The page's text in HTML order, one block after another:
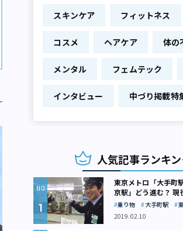
スキンケア フィットネス
コスメ ヘアケア 体の
メンタル フェムテック
インタビュー 中づり掲載特
人気記事ランキ
東京メトロ「大手町
京駅」どう進む？ 現
もらいました
乗り物 大手町駅
2019.02.10